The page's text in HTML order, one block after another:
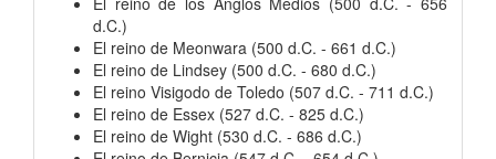
d.C.)
El reino de Meonwara (500 d.C. - 661 d.C.)
El reino de Lindsey (500 d.C. - 680 d.C.)
El reino Visigodo de Toledo (507 d.C. - 711 d.C.)
El reino de Essex (527 d.C. - 825 d.C.)
El reino de Wight (530 d.C. - 686 d.C.)